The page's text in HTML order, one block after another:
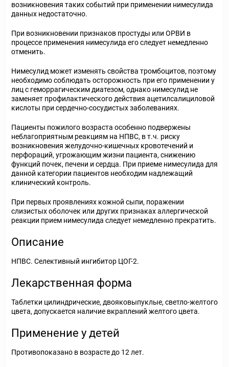
возникновения таких событий при применении нимесулида
данных недостаточно.
При возникновении признаков простуды или ОРВИ в
процессе применения нимесулида его следует немедленно
отменить.
Нимесулид может изменять свойства тромбоцитов, поэтому
необходимо соблюдать осторожность при его применении у
лиц с геморрагическим диатезом, однако нимесулид не
заменяет профилактического действия ацетилсалициловой
кислоты при сердечно-сосудистых заболеваниях.
Пациенты пожилого возраста особенно подвержены
неблагоприятным реакциям на НПВС, в т.ч. риску
возникновения желудочно-кишечных кровотечений и
перфораций, угрожающим жизни пациента, снижению
функций почек, печени и сердца. При приеме нимесулида для
данной категории пациентов необходим надлежащий
клинический контроль.
При первых проявлениях кожной сыпи, поражении
слизистых оболочек или других признаках аллергической
реакции прием нимесулида следует немедленно прекратить.
Описание
НПВС. Селективный ингибитор ЦОГ-2.
Лекарственная форма
Таблетки цилиндрические, двояковыпуклые, светло-желтого
цвета, допускается наличие вкраплений желтого цвета.
Применение у детей
Противопоказано в возрасте до 12 лет.